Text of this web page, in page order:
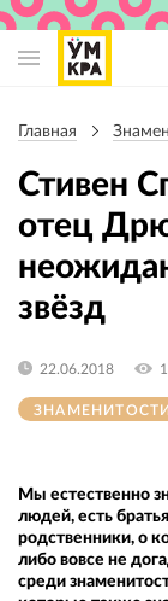
навигации
Главная
Стивен
отец
звёзд
ЗНАМЕНИТОСТИ
22.06.2018
Мы естественно
людей, есть
родственники, о
либо вовсе не
среди